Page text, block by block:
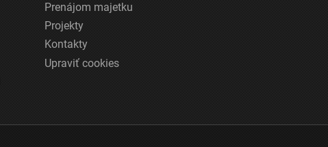
Prenájom majetku
Projekty
Kontakty
Upraviť cookies